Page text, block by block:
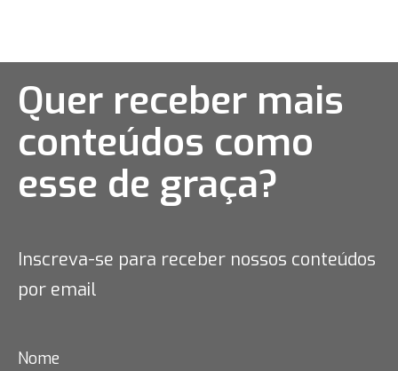
Quer receber mais
conteúdos como
esse de graça?
Inscreva-se para receber nossos conteúdos
por email
Nome